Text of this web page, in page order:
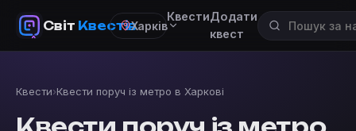
Світ КвестівХарків
КвестиДодати
квест
Квести›Квести поруч із метро в Харкові